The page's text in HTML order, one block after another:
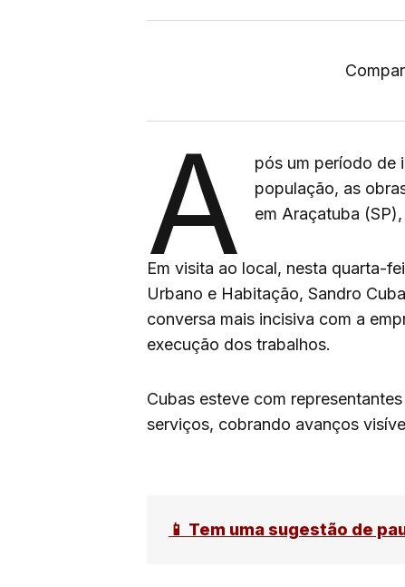
A
pós um período de
população, as
em Araçatuba
Em visita ao local, nesta quarta-
Urbano e Habitação, Sandro
conversa mais incisiva com a
execução dos trabalhos.
Cubas esteve com
serviços, cobrando avanços
📱 Tem uma sugestão de